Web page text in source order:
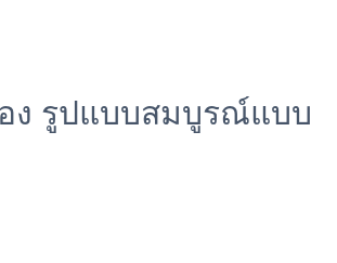
ง รูปแบบสมบูรณ์แบบ